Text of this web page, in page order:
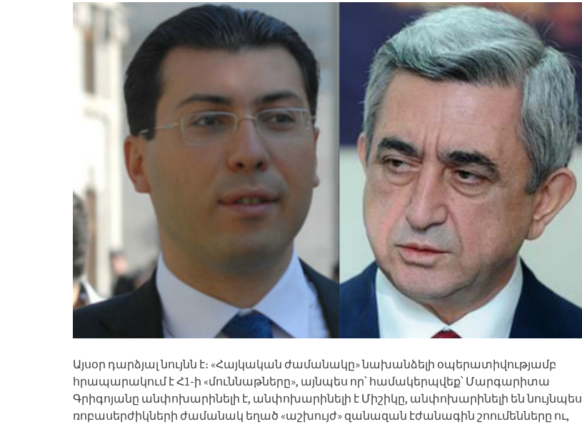
Այսօր դարձյալ նույնն է։ «Հայկական ժամանակը» նախանձելի օպերատիվությամբ
հրապարակում է Հ1-ի «մուննաթները», այնպես որ՝ համակերպվեք՝ Մարգարիտա
Գրիգոյանը անփոխարինելի է, անփոխարինելի է Միշիկը, անփոխարինելի են նույնպես
ռոբասերժիկների ժամանակ եղած «աշխույժ» զանազան էժանագին շոումենները ու,